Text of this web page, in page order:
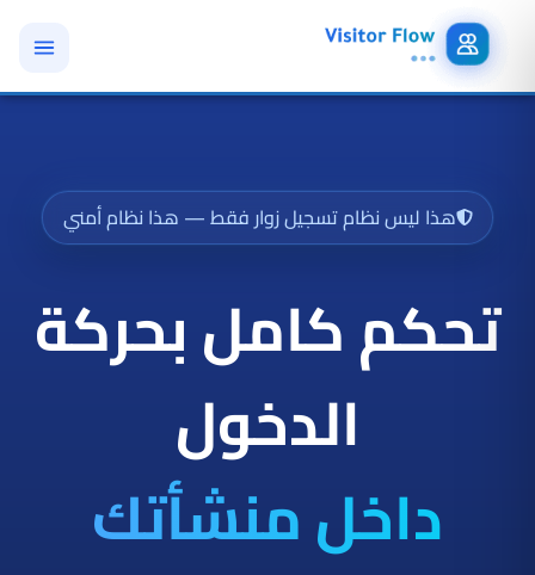
هذا ليس نظام تسجيل زوار فقط — هذا نظام أمني
تحكم كامل بحركة
الدخول
داخل منشأتك